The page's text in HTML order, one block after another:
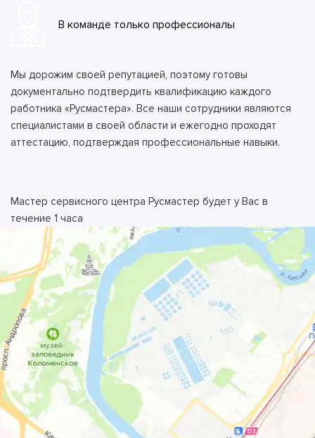
В команде только профессионалы
Мы дорожим своей репутацией, поэтому готовы
документально подтвердить квалификацию каждого
работника «Русмастера». Все наши сотрудники являются
специалистами в своей области и ежегодно проходят
аттестацию, подтверждая профессиональные навыки.
Мастер сервисного центра Русмастер будет у Вас в
течение 1 часа